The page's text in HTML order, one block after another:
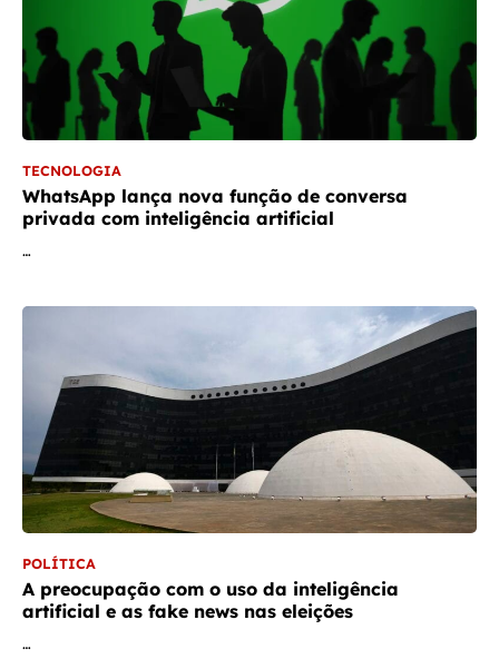
TECNOLOGIA
WhatsApp lança nova função de conversa
privada com inteligência artificial
…
POLÍTICA
A preocupação com o uso da inteligência
artificial e as fake news nas eleições
…